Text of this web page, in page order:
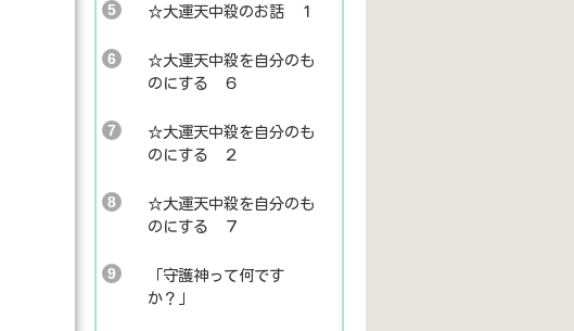
☆大運天中殺のお話 １
☆大運天中殺を自分のも
のにする ６
☆大運天中殺を自分のも
のにする ２
☆大運天中殺を自分のも
のにする ７
「守護神って何です
か？」